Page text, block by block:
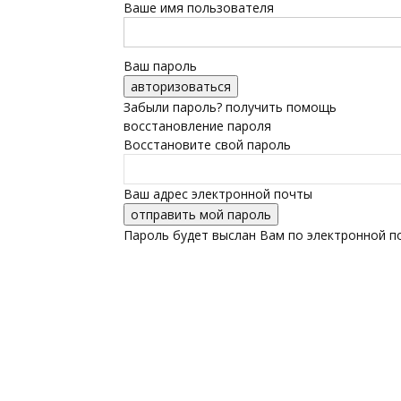
Ваше имя пользователя
Ваш пароль
Забыли пароль? получить помощь
восстановление пароля
Восстановите свой пароль
Ваш адрес электронной почты
Пароль будет выслан Вам по электронной